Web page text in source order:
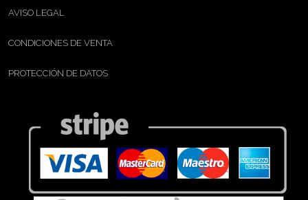
AVISO LEGAL
CONDICIONES DE VENTA
PROTECCIÓN DE DATOS